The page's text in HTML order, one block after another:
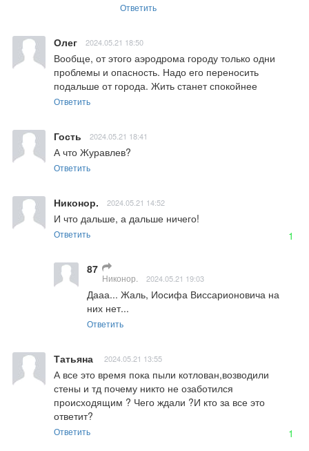
Ответить
Олег 2024.05.21 18:50
Вообще, от этого аэродрома городу только одни
проблемы и опасность. Надо его переносить
подальше от города. Жить станет спокойнее
Ответить
Гость 2024.05.21 18:41
А что Журавлев?
Ответить
Никонор. 2024.05.21 14:52
И что дальше, а дальше ничего!
Ответить 1
87
Никонор. 2024.05.21 19:03
Дааа... Жаль, Иосифа Виссарионовича на
них нет...
Ответить
Татьяна 2024.05.21 13:55
А все это время пока пыли котлован,возводили
стены и тд почему никто не озаботился
происходящим ? Чего ждали ?И кто за все это
ответит?
Ответить 1